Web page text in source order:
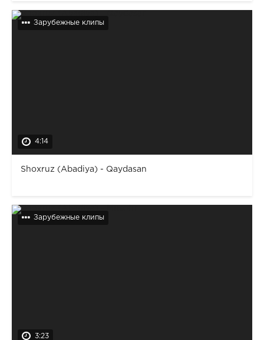
Зарубежные клипы
4:14
Shoxruz (Abadiya) - Qaydasan
Зарубежные клипы
3:23